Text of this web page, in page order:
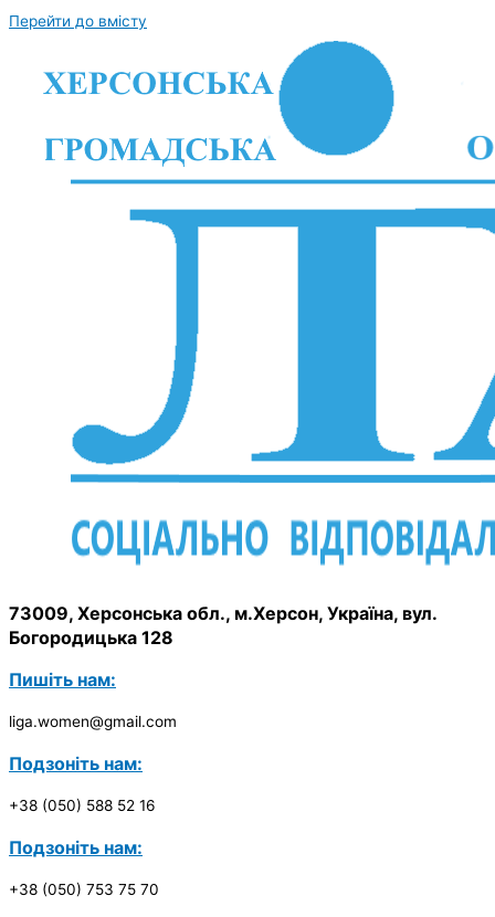
Перейти до вмісту
73009, Херсонська обл., м.Херсон, Україна, вул.
Богородицька 128
Пишіть нам:
liga.women@gmail.com
Подзоніть нам:
+38 (050) 588 52 16
Подзоніть нам:
+38 (050) 753 75 70